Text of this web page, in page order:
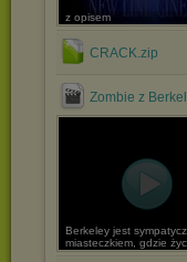
z opisem
CRACK.zip
Zombie z
Berkeley jest
miasteczkiem, gdzie